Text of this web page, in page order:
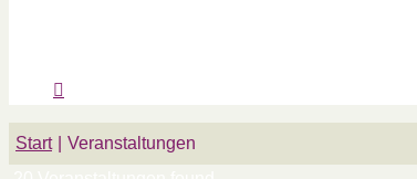
Start
Veranstaltungen